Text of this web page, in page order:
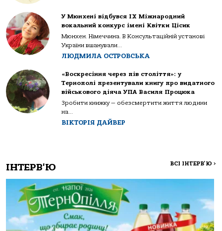
У Мюнхені відбувся IX Міжнародний
вокальний конкурс імені Квітки Цісик
Мюнхен. Німеччина. В Консультаційній установі
України вшанували...
ЛЮДМИЛА ОСТРОВСЬКА
«Воскресіння через пів століття»: у
Тернополі презентували книгу про видатного
військового діяча УПА Василя Процюка
Зробити книжку — обезсмертити життя людини
на...
ВІКТОРІЯ ДАЙВЕР
ІНТЕРВ'Ю ВСІ ІНТЕРВ'Ю >